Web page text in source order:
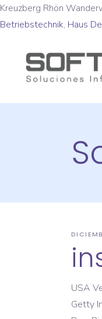
Kreuzberg Rhön
Betriebstechnik, Haus
USA
Getty